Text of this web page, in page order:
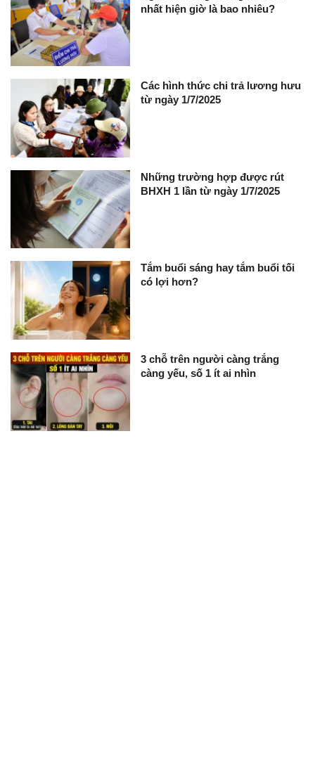
nhất hiện giờ là bao nhiêu?
Các hình thức chi trả lương hưu
từ ngày 1/7/2025
Những trường hợp được rút
BHXH 1 lần từ ngày 1/7/2025
Tắm buổi sáng hay tắm buổi tối
có lợi hơn?
3 chỗ trên người càng trắng
càng yếu, số 1 ít ai nhìn